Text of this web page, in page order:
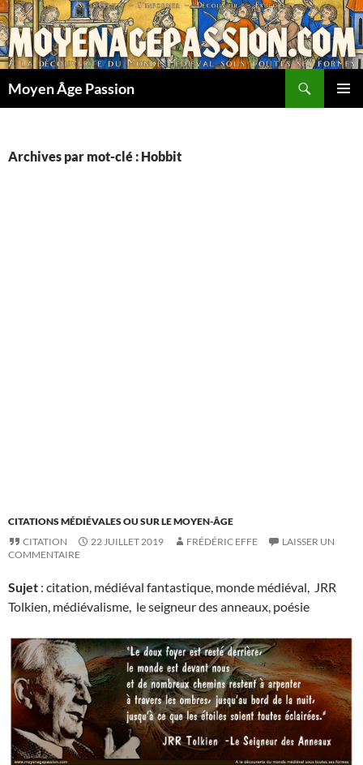
Aller
au
contenu
Moyen Âge Passion
Archives par mot-clé : Hobbit
CITATIONS MÉDIÉVALES OU SUR LE MOYEN-ÂGE
CITATION
22 JUILLET 2019 FRÉDÉRIC EFFE
LAISSER UN
COMMENTAIRE
Sujet : citation, médiéval fantastique, monde médiéval, JRR
Tolkien, médiévalisme, le seigneur des anneaux, poésie